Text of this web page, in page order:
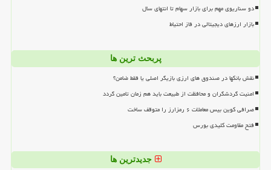
دو سناریوی مهم برای بازار سهام تا انتهای سال
بازار ارزهای دیجیتالی در فاز احتیاط
پربحث ترین ها
نقش بانکها در صندوق های ارزی بازیگر اصلی یا فقط ضامن؟
امنیت گردشگران و محافظت از طبیعت باید هم زمان تامین گردد
صرافی کوین بیس معاملات ۶ رمزارز را متوقف ساخت
فتح مقاومت کلیدی بورس
جدیدترین ها